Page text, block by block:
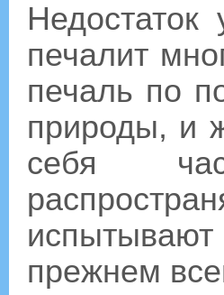
печалит
печаль по
природы, и
себя
прежнем